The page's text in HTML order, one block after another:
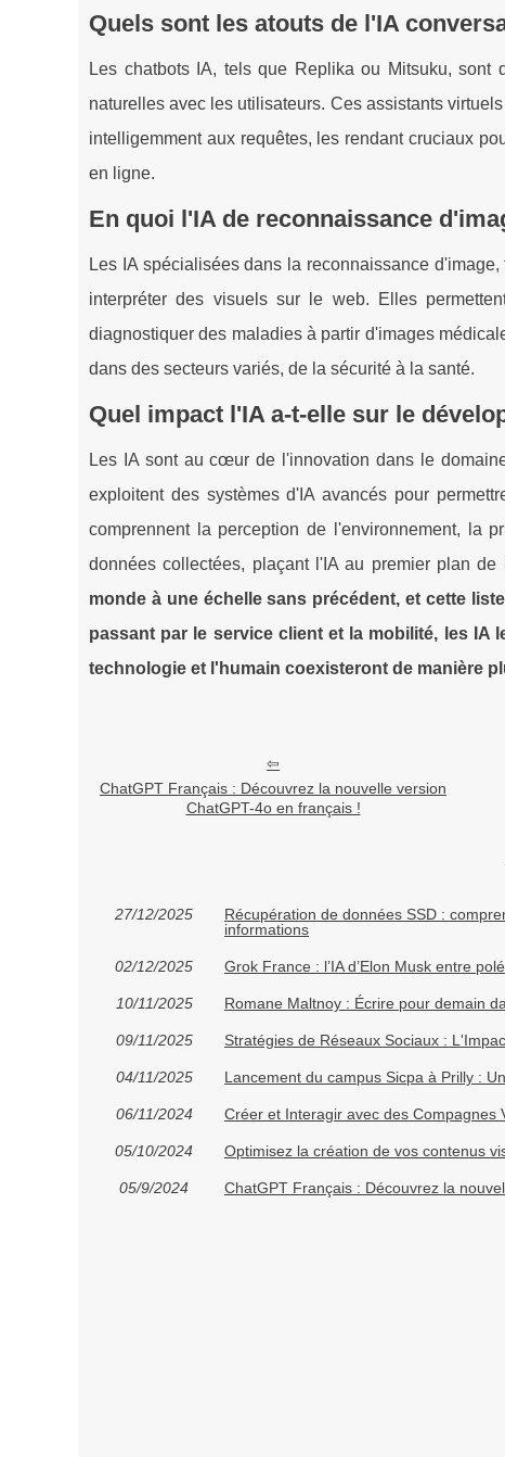
Quels sont les atouts de l'IA
Les chatbots IA, tels que Replika ou Mitsuku,
naturelles avec les utilisateurs. Ces assistants
intelligemment aux requêtes, les rendant cruciaux
en ligne.
En quoi l'IA de reconnaissance
Les IA spécialisées dans la reconnaissance
interpréter des visuels sur le web. Elles
diagnostiquer des maladies à partir d'images
dans des secteurs variés, de la sécurité à la santé.
Quel impact l'IA a-t-elle sur le
Les IA sont au cœur de l'innovation dans le
exploitent des systèmes d'IA avancés pour
comprennent la perception de l'environnement, la
données collectées, plaçant l'IA au premier plan de
monde à une échelle sans précédent, et cette
passant par le service client et la mobilité, les
technologie et l'humain coexisteront de manière
ChatGPT Français : Découvrez la nouvelle version
ChatGPT-4o en français !
27/12/2025
Récupération de données SSD :
informations
02/12/2025 Grok France : l’IA d’Elon Musk entre
10/11/2025 Romane Maltnoy : Écrire pour demain
09/11/2025 Stratégies de Réseaux Sociaux :
04/11/2025 Lancement du campus Sicpa à Prilly :
06/11/2024 Créer et Interagir avec des Compagnes
05/10/2024 Optimisez la création de vos contenus
05/9/2024 ChatGPT Français : Découvrez la